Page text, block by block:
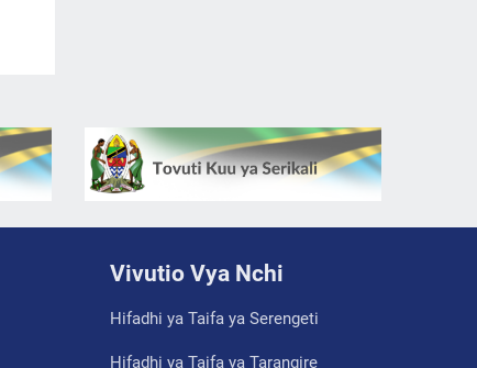
Vivutio Vya Nchi
Hifadhi ya Taifa ya Serengeti
Hifadhi ya Taifa ya Tarangire